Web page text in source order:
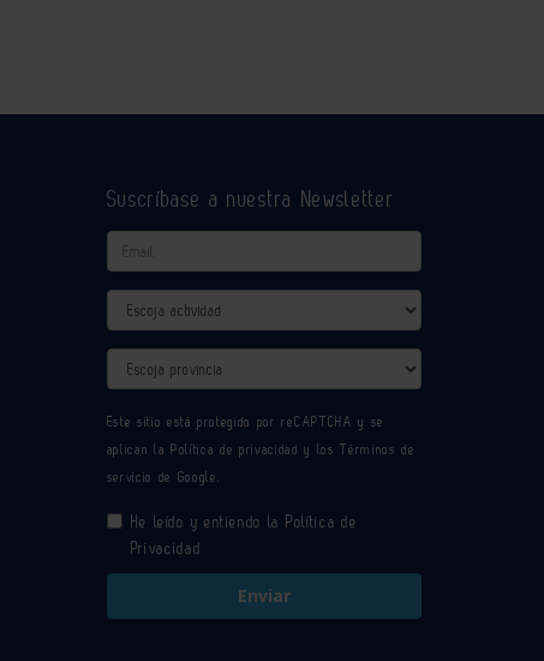
Suscríbase a nuestra Newsletter
Email
Actividad
Provincia
Este sitio está protegido por reCAPTCHA y se
aplican la Política de privacidad y losTérminos de
servicio de Google.
He leído y entiendo la Política de
Privacidad
Enviar